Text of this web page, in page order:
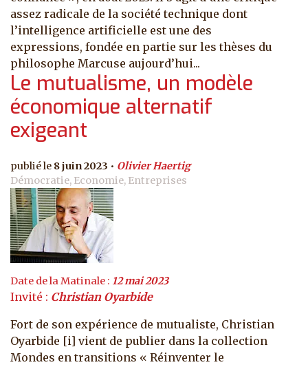
assez radicale de la société technique dont
l’intelligence artificielle est une des
expressions, fondée en partie sur les thèses du
philosophe Marcuse aujourd’hui...
Le mutualisme, un modèle
économique alternatif
exigeant
8 juin 2023
Olivier Haertig
Démocratie, Economie, Entreprises
Date de la Matinale : 12 mai 2023
Invité : Christian Oyarbide
Fort de son expérience de mutualiste, Christian
Oyarbide [i] vient de publier dans la collection
Mondes en transitions « Réinventer le